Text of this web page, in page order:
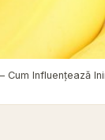
Cum Influențează